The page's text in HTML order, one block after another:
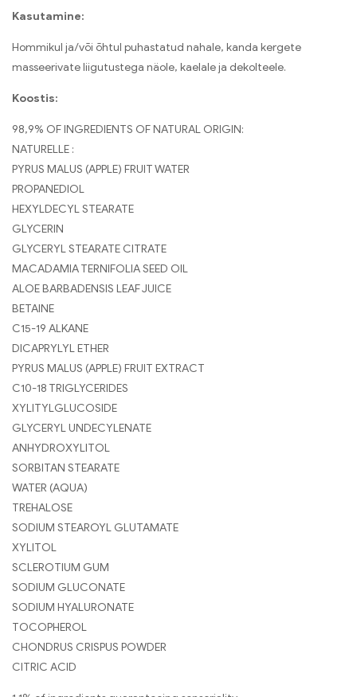
Kasutamine:
Hommikul ja/või õhtul puhastatud nahale, kanda kergete
masseerivate liigutustega näole, kaelale ja dekolteele.
Koostis:
98,9% OF INGREDIENTS OF NATURAL ORIGIN:
NATURELLE :
PYRUS MALUS (APPLE) FRUIT WATER
PROPANEDIOL
HEXYLDECYL STEARATE
GLYCERIN
GLYCERYL STEARATE CITRATE
MACADAMIA TERNIFOLIA SEED OIL
ALOE BARBADENSIS LEAF JUICE
BETAINE
C15-19 ALKANE
DICAPRYLYL ETHER
PYRUS MALUS (APPLE) FRUIT EXTRACT
C10-18 TRIGLYCERIDES
XYLITYLGLUCOSIDE
GLYCERYL UNDECYLENATE
ANHYDROXYLITOL
SORBITAN STEARATE
WATER (AQUA)
TREHALOSE
SODIUM STEAROYL GLUTAMATE
XYLITOL
SCLEROTIUM GUM
SODIUM GLUCONATE
SODIUM HYALURONATE
TOCOPHEROL
CHONDRUS CRISPUS POWDER
CITRIC ACID